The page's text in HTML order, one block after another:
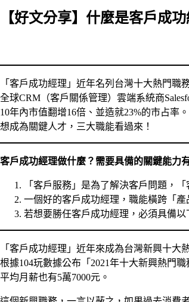
【好文分享】什麼是客戶成
「客戶成功經理」近年名列台灣十大熱門職
全球CRM（客戶關係管理）雲端系統商
10年內市值翻增16倍、並造就23%的市占率。
想成為關鍵人才，三大職能看過來！
客戶成功經理做什麼？需要具備的關鍵能力
「客戶服務」是為了解決客戶問題，
一個好的客戶成功經理，職能橫跨「
若想要勝任客戶成功經理，必須具備
「客戶成功經理」近年來成為台灣新興十大
根據104玩數據公布「2021年十大新興熱門
平均月薪也有5萬7000元。